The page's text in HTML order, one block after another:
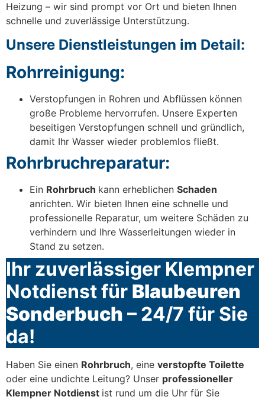
Heizung – wir sind prompt vor Ort und bieten Ihnen
schnelle und zuverlässige Unterstützung.
Unsere Dienstleistungen im Detail:
Rohrreinigung:
Verstopfungen in Rohren und Abflüssen können
große Probleme hervorrufen. Unsere Experten
beseitigen Verstopfungen schnell und gründlich,
damit Ihr Wasser wieder problemlos fließt.
Rohrbruchreparatur:
Ein Rohrbruch kann erheblichen Schaden
anrichten. Wir bieten Ihnen eine schnelle und
professionelle Reparatur, um weitere Schäden zu
verhindern und Ihre Wasserleitungen wieder in
Stand zu setzen.
Ihr zuverlässiger Klempner
Notdienst für Blaubeuren
Sonderbuch – 24/7 für Sie
da!
Haben Sie einen Rohrbruch, eine verstopfte Toilette
oder eine undichte Leitung? Unser professioneller
Klempner Notdienst ist rund um die Uhr für Sie